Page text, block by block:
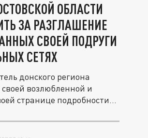
ОБЛАСТИ
ЗА РАЗГЛАШЕНИЕ
СВОЕЙ ПОДРУГИ
СЕТЯХ
донского региона
своей возлюбленной и
странице подробности...